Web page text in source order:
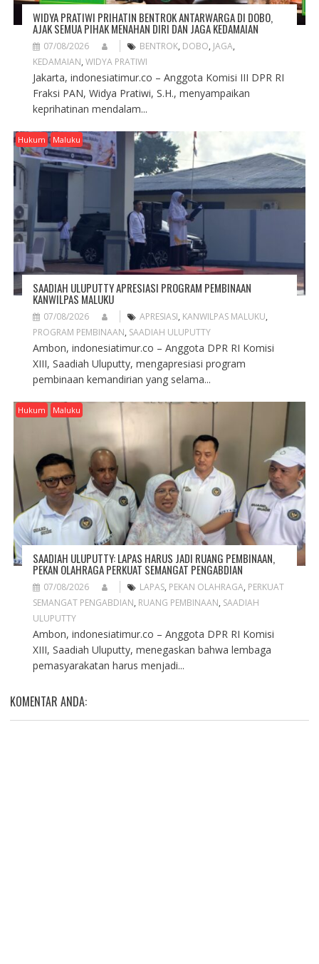
WIDYA PRATIWI PRIHATIN BENTROK ANTARWARGA DI DOBO,
AJAK SEMUA PIHAK MENAHAN DIRI DAN JAGA KEDAMAIAN
07/08/2026 BENTROK, DOBO, JAGA,
KEDAMAIAN, WIDYA PRATIWI
Jakarta, indonesiatimur.co – Anggota Komisi III DPR RI
Fraksi PAN, Widya Pratiwi, S.H., menyampaikan
keprihatinan mendalam...
Hukum Maluku
SAADIAH ULUPUTTY APRESIASI PROGRAM PEMBINAAN
KANWILPAS MALUKU
07/08/2026 APRESIASI, KANWILPAS MALUKU,
PROGRAM PEMBINAAN, SAADIAH ULUPUTTY
Ambon, indonesiatimur.co – Anggota DPR RI Komisi
XIII, Saadiah Uluputty, mengapresiasi program
pembinaan kemandirian yang selama...
Hukum Maluku
SAADIAH ULUPUTTY: LAPAS HARUS JADI RUANG PEMBINAAN,
PEKAN OLAHRAGA PERKUAT SEMANGAT PENGABDIAN
07/08/2026 LAPAS, PEKAN OLAHRAGA, PERKUAT
SEMANGAT PENGABDIAN, RUANG PEMBINAAN, SAADIAH
ULUPUTTY
Ambon, indonesiatimur.co – Anggota DPR RI Komisi
XIII, Saadiah Uluputty, menegaskan bahwa lembaga
pemasyarakatan harus menjadi...
KOMENTAR ANDA: